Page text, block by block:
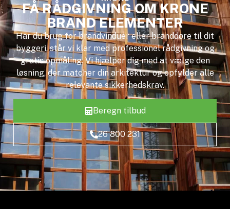
FÅ RÅDGIVNING OM KRONE
BRAND ELEMENTER
Har du brug for brandvinduer eller branddøre til dit
byggeri, står vi klar med professionel rådgivning og
gratis opmåling. Vi hjælper dig med at vælge den
løsning, der matcher din arkitektur og opfylder alle
relevante sikkerhedskrav.
Beregn tilbud
26 800 231